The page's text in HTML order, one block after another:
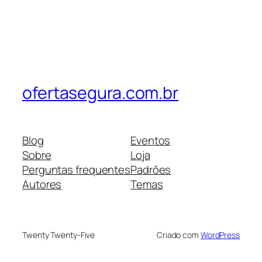
ofertasegura.com.br
Blog
Sobre
Perguntas frequentes
Autores
Eventos
Loja
Padrões
Temas
Twenty Twenty-Five Criado com WordPress